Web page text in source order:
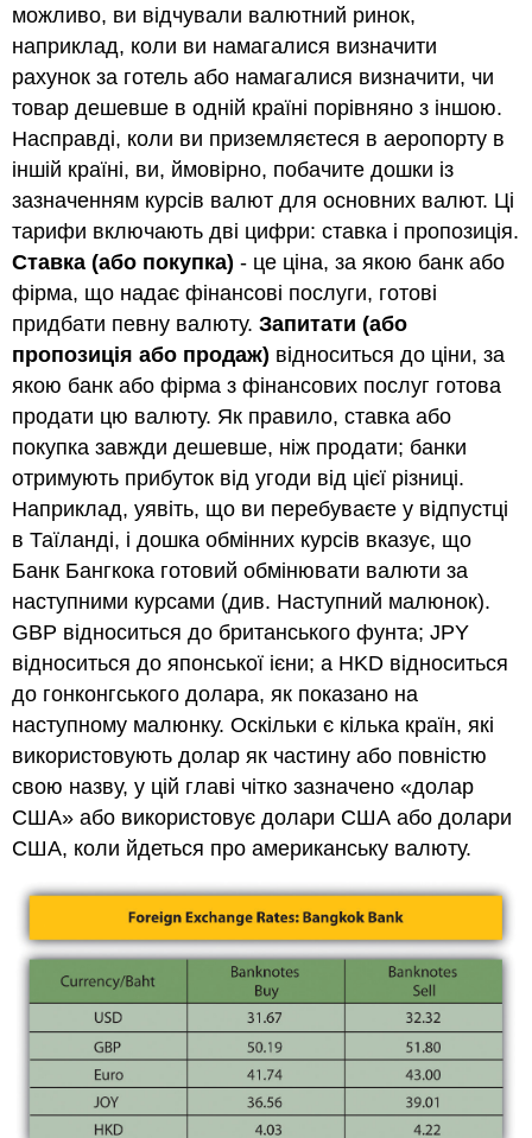
можливо, ви відчували валютний ринок,
наприклад, коли ви намагалися визначити
рахунок за готель або намагалися визначити, чи
товар дешевше в одній країні порівняно з іншою.
Насправді, коли ви приземляєтеся в аеропорту в
іншій країні, ви, ймовірно, побачите дошки із
зазначенням курсів валют для основних валют. Ці
тарифи включають дві цифри: ставка і пропозиція.
Ставка (або покупка) - це ціна, за якою банк або
фірма, що надає фінансові послуги, готові
придбати певну валюту.Запитати (або
пропозиція або продаж) відноситься до ціни, за
якою банк або фірма з фінансових послуг готова
продати цю валюту. Як правило, ставка або
покупка завжди дешевше, ніж продати; банки
отримують прибуток від угоди від цієї різниці.
Наприклад, уявіть, що ви перебуваєте у відпустці
в Таїланді, і дошка обмінних курсів вказує, що
Банк Бангкока готовий обмінювати валюти за
наступними курсами (див. Наступний малюнок).
GBP відноситься до британського фунта; JPY
відноситься до японської ієни; а HKD відноситься
до гонконгського долара, як показано на
наступному малюнку. Оскільки є кілька країн, які
використовують долар як частину або повністю
свою назву, у цій главі чітко зазначено «долар
США» або використовує долари США або долари
США, коли йдеться про американську валюту.